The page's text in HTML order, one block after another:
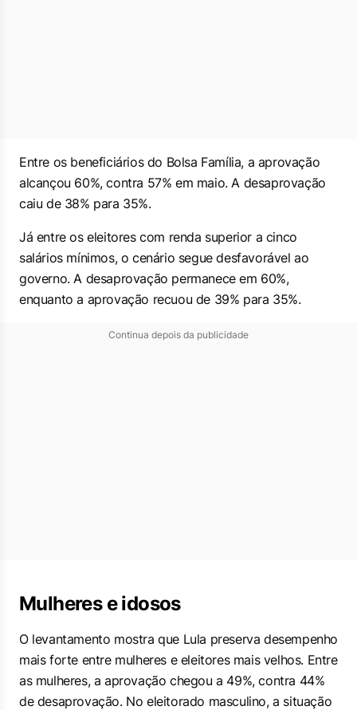
Entre os beneficiários do Bolsa Família, a aprovação
alcançou 60%, contra 57% em maio. A desaprovação
caiu de 38% para 35%.
Já entre os eleitores com renda superior a cinco
salários mínimos, o cenário segue desfavorável ao
governo. A desaprovação permanece em 60%,
enquanto a aprovação recuou de 39% para 35%.
Continua depois da publicidade
Mulheres e idosos
O levantamento mostra que Lula preserva desempenho
mais forte entre mulheres e eleitores mais velhos. Entre
as mulheres, a aprovação chegou a 49%, contra 44%
de desaprovação. No eleitorado masculino, a situação